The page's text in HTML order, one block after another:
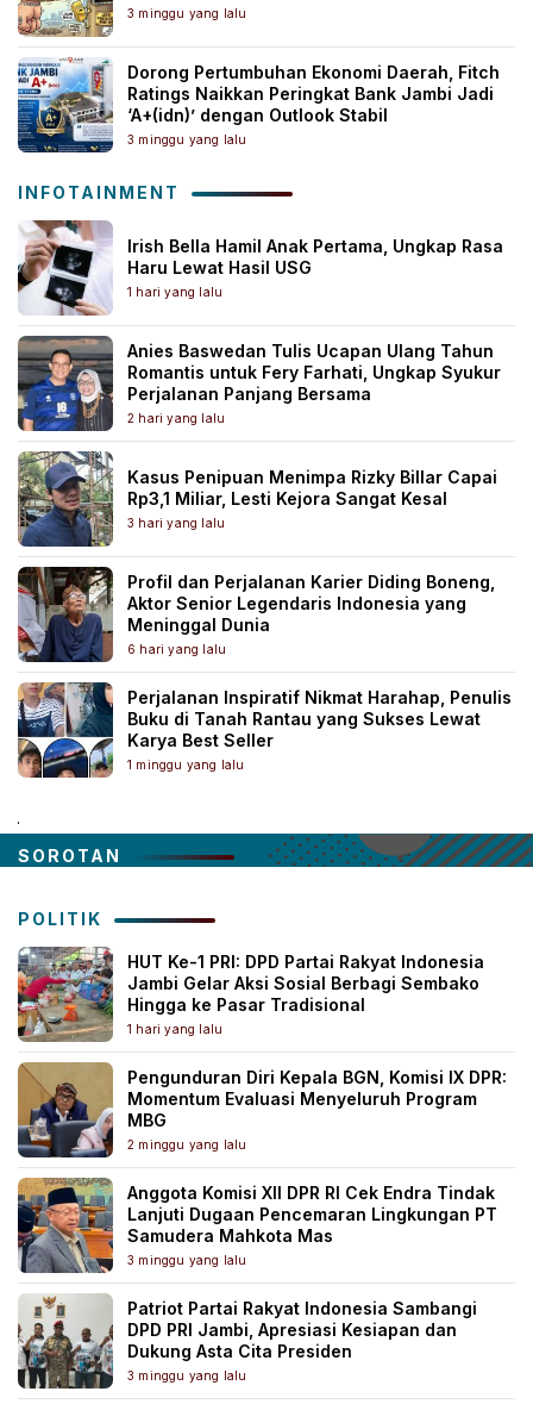
3 minggu yang lalu
Dorong Pertumbuhan Ekonomi Daerah, Fitch
Ratings Naikkan Peringkat Bank Jambi Jadi
‘A+(idn)’ dengan Outlook Stabil
3 minggu yang lalu
INFOTAINMENT
Irish Bella Hamil Anak Pertama, Ungkap Rasa
Haru Lewat Hasil USG
1 hari yang lalu
Anies Baswedan Tulis Ucapan Ulang Tahun
Romantis untuk Fery Farhati, Ungkap Syukur
Perjalanan Panjang Bersama
2 hari yang lalu
Kasus Penipuan Menimpa Rizky Billar Capai
Rp3,1 Miliar, Lesti Kejora Sangat Kesal
3 hari yang lalu
Profil dan Perjalanan Karier Diding Boneng,
Aktor Senior Legendaris Indonesia yang
Meninggal Dunia
6 hari yang lalu
Perjalanan Inspiratif Nikmat Harahap, Penulis
Buku di Tanah Rantau yang Sukses Lewat
Karya Best Seller
1 minggu yang lalu
.
SOROTAN
POLITIK
HUT Ke-1 PRI: DPD Partai Rakyat Indonesia
Jambi Gelar Aksi Sosial Berbagi Sembako
Hingga ke Pasar Tradisional
1 hari yang lalu
Pengunduran Diri Kepala BGN, Komisi IX DPR:
Momentum Evaluasi Menyeluruh Program
MBG
2 minggu yang lalu
Anggota Komisi XII DPR RI Cek Endra Tindak
Lanjuti Dugaan Pencemaran Lingkungan PT
Samudera Mahkota Mas
3 minggu yang lalu
Patriot Partai Rakyat Indonesia Sambangi
DPD PRI Jambi, Apresiasi Kesiapan dan
Dukung Asta Cita Presiden
3 minggu yang lalu